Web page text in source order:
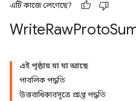
এটি কাজে লেগেছে?
WriteRawProto
এই পৃষ্ঠায় যা যা আছে
পাবলিক পদ্ধতি
উত্তরাধিকারসূত্রে প্রাপ্ত পদ্ধতি